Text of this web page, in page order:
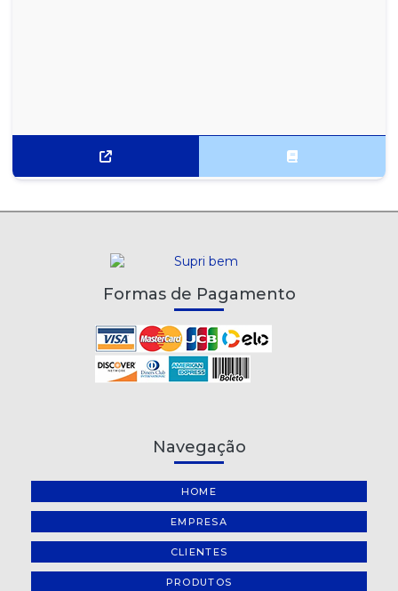
Formas de Pagamento
Navegação
HOME
EMPRESA
CLIENTES
PRODUTOS